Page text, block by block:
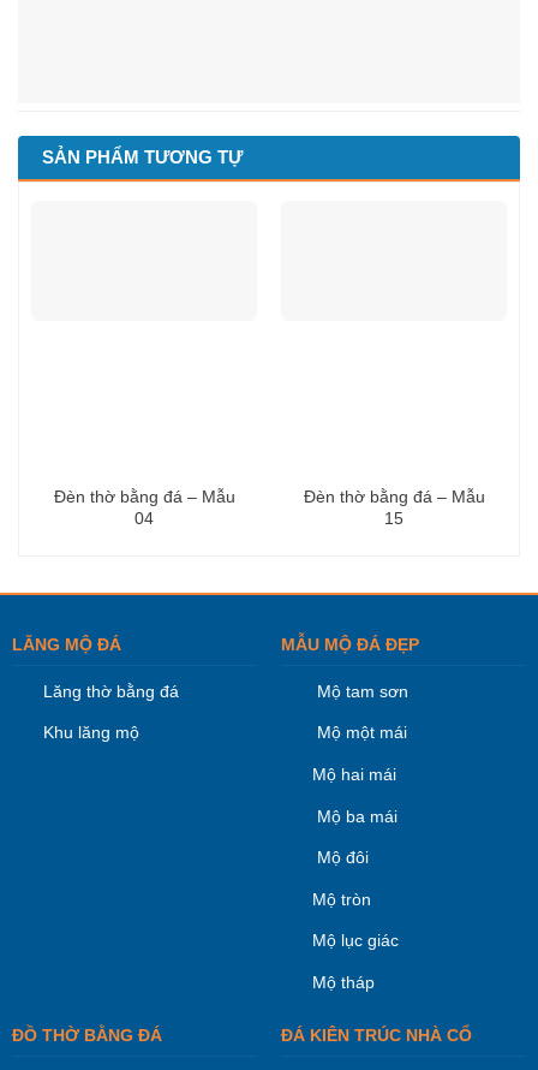
SẢN PHẨM TƯƠNG TỰ
Đèn thờ bằng đá – Mẫu
04
Đèn thờ bằng đá – Mẫu
15
LĂNG MỘ ĐÁ
Lăng thờ bằng đá
Khu lăng mộ
MẪU MỘ ĐÁ ĐẸP
Mộ tam sơn
Mộ một mái
Mộ hai mái
Mộ ba mái
Mộ đôi
Mộ tròn
Mộ lục giác
Mộ tháp
ĐỒ THỜ BẰNG ĐÁ ĐÁ KIÊN TRÚC NHÀ CỔ